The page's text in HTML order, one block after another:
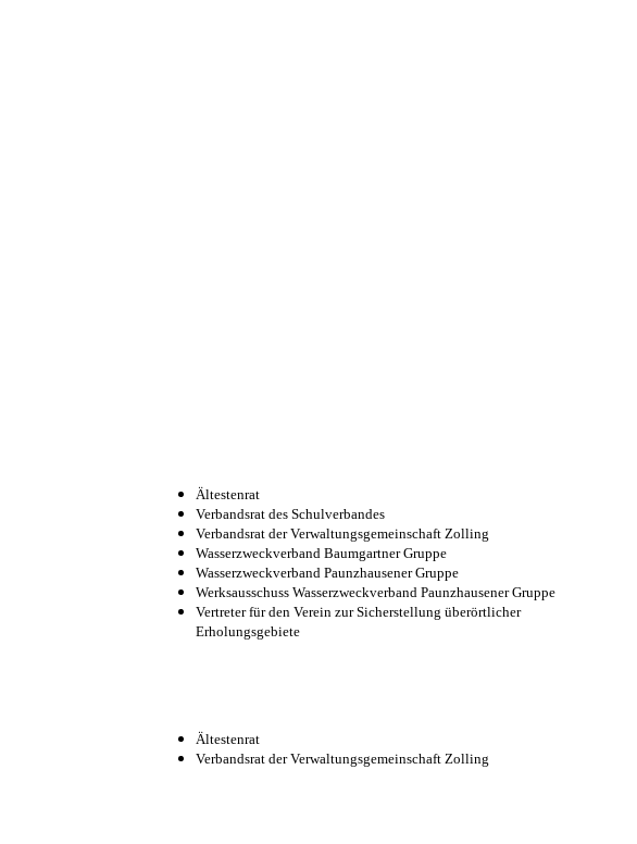
Ältestenrat
Verbandsrat des Schulverbandes
Verbandsrat der Verwaltungsgemeinschaft Zolling
Wasserzweckverband Baumgartner Gruppe
Wasserzweckverband Paunzhausener Gruppe
Werksausschuss Wasserzweckverband Paunzhausener Gruppe
Vertreter für den Verein zur Sicherstellung überörtlicher
Erholungsgebiete
Ältestenrat
Verbandsrat der Verwaltungsgemeinschaft Zolling